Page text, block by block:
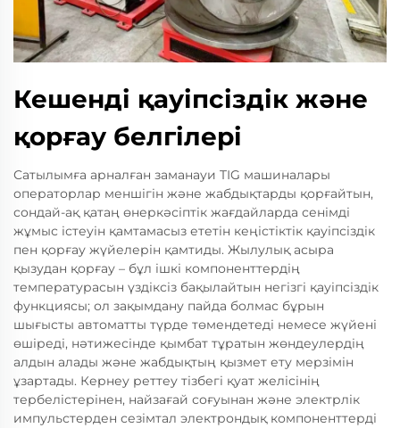
Кешенді қауіпсіздік және
қорғау белгілері
Сатылымға арналған заманауи TIG машиналары
операторлар меншігін және жабдықтарды қорғайтын,
сондай-ақ қатаң өнеркәсіптік жағдайларда сенімді
жұмыс істеуін қамтамасыз ететін кеңістіктік қауіпсіздік
пен қорғау жүйелерін қамтиды. Жылулық асыра
қызудан қорғау – бұл ішкі компоненттердің
температурасын үздіксіз бақылайтын негізгі қауіпсіздік
функциясы; ол зақымдану пайда болмас бұрын
шығысты автоматты түрде төмендетеді немесе жүйені
өшіреді, нәтижесінде қымбат тұратын жөндеулердің
алдын алады және жабдықтың қызмет ету мерзімін
ұзартады. Кернеу реттеу тізбегі қуат желісінің
тербелістерінен, найзағай соғуынан және электрлік
импульстерден сезімтал электрондық компоненттерді